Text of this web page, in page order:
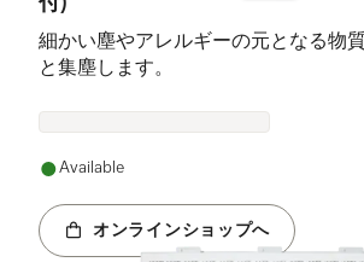
細かい塵やアレルギーの元となる物
と集塵します。
Available
オンラインショップへ